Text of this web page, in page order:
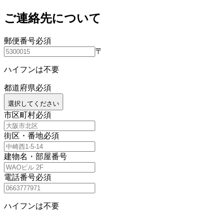
ご連絡先について
郵便番号必須
〒
ハイフンは不要
都道府県必須
選択してください
市区町村必須
街区・番地必須
建物名・部屋番号
電話番号必須
ハイフンは不要